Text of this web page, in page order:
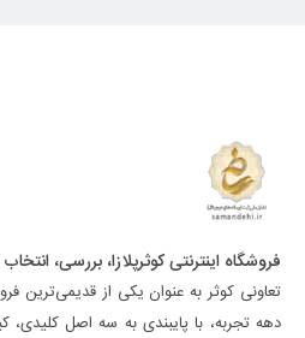
فروشگاه اینترنتی کوثرپلازا، بررسی،
تعاونی کوثر به عنوان یکی از قدیمی‌ترین
دهه تجربه، با پایبندی به سه اصل کلیدی،